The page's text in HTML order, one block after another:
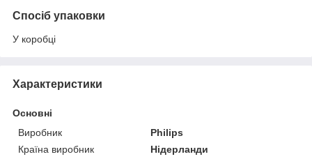
Спосіб упаковки
У коробці
Характеристики
Основні
Виробник
Philips
Країна виробник
Нідерланди